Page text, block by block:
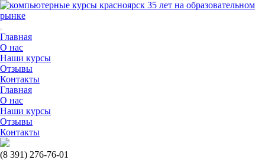
35 лет на образовательном
рынке
Главная
О нас
Наши курсы
Отзывы
Контакты
Главная
О нас
Наши курсы
Отзывы
Контакты
(8 391) 276-76-01